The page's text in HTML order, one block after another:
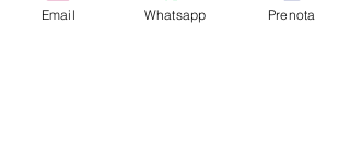
collega Martinsicuro, primo paese sulla costa
Email Whatsapp Prenota